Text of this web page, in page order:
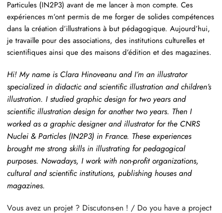
Particules (IN2P3) avant de me lancer à mon compte. Ces
expériences m’ont permis de me forger de solides compétences
dans la création d’illustrations à but pédagogique. Aujourd’hui,
je travaille pour des associations, des institutions culturelles et
scientifiques ainsi que des maisons d’édition et des magazines.
Hi! My name is Clara Hinoveanu and I’m an illustrator
specialized in didactic and scientific illustration and children’s
illustration. I studied graphic design for two years and
scientific illustration design for another two years. Then I
worked as a graphic designer and illustrator for the CNRS
Nuclei & Particles (IN2P3) in France. These experiences
brought me strong skills in illustrating for pedagogical
purposes. Nowadays, I work with non-profit organizations,
cultural and scientific institutions, publishing houses and
magazines.
Vous avez un projet ? Discutons-en ! / Do you have a project